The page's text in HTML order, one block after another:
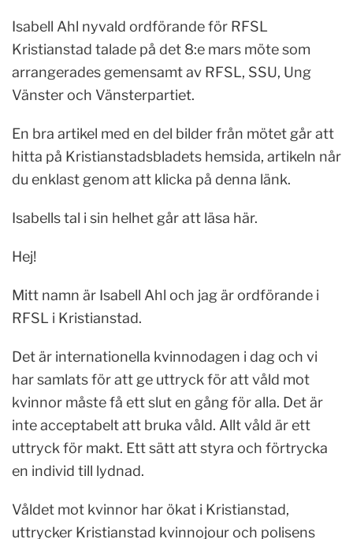
Isabell Ahl nyvald ordförande för RFSL
Kristianstad talade på det 8:e mars möte som
arrangerades gemensamt av RFSL, SSU, Ung
Vänster och Vänsterpartiet.
En bra artikel med en del bilder från mötet går att
hitta på Kristianstadsbladets hemsida, artikeln når
du enklast genom att klicka på denna länk.
Isabells tal i sin helhet går att läsa här.
Hej!
Mitt namn är Isabell Ahl och jag är ordförande i
RFSL i Kristianstad.
Det är internationella kvinnodagen i dag och vi
har samlats för att ge uttryck för att våld mot
kvinnor måste få ett slut en gång för alla. Det är
inte acceptabelt att bruka våld. Allt våld är ett
uttryck för makt. Ett sätt att styra och förtrycka
en individ till lydnad.
Våldet mot kvinnor har ökat i Kristianstad,
uttrycker Kristianstad kvinnojour och polisens